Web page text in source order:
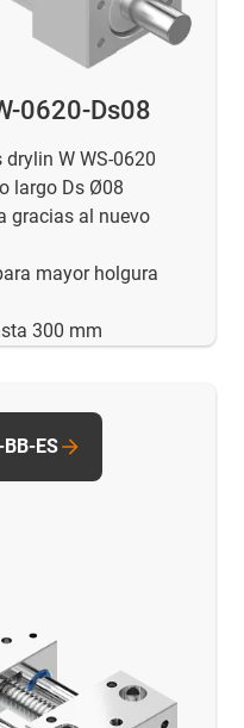
0620-Ds08
W WS-0620
largo Ds Ø08
gracias al nuevo
mayor holgura
300 mm
ES